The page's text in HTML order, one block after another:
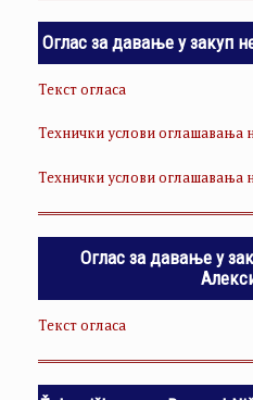
Оглас за давање у закуп
Текст огласа
Технички услови оглашавања
Технички услови оглашавања
Оглас за давање у
Текст огласа